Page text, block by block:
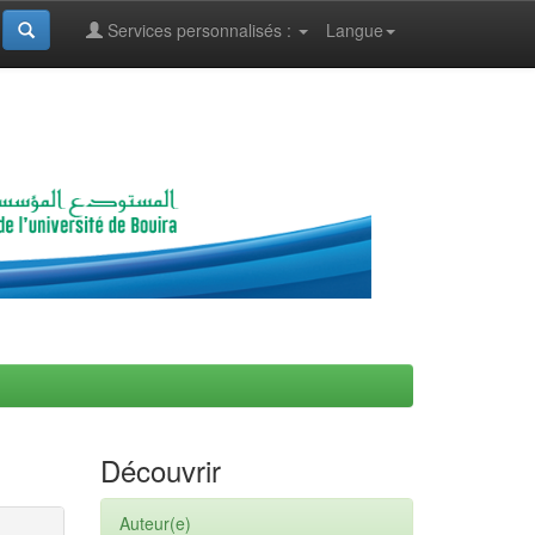
Langue
Services personnalisés :
Découvrir
Auteur(e)